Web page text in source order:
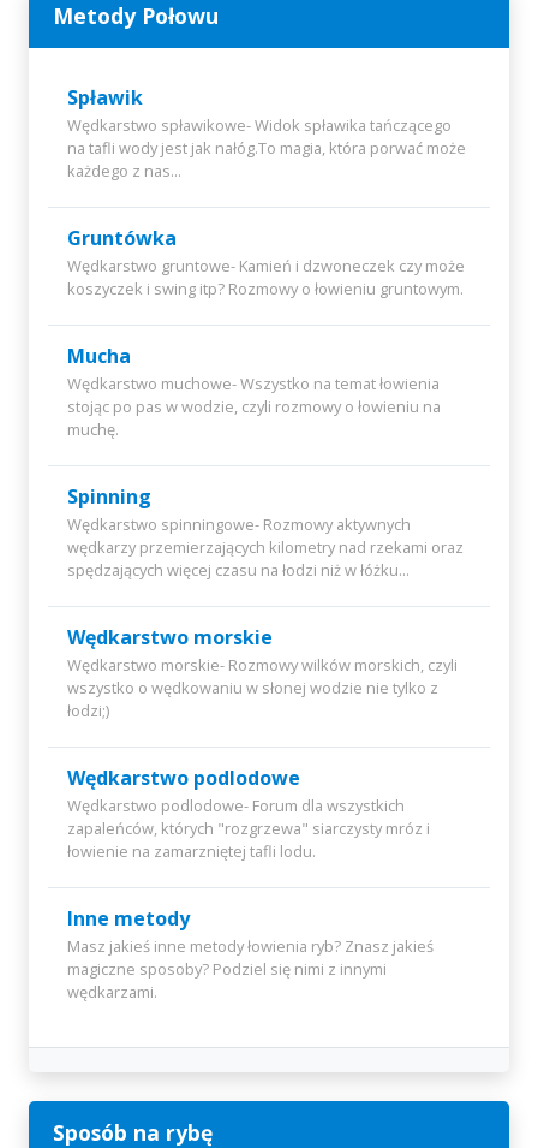
Metody Połowu
Spławik
Wędkarstwo spławikowe- Widok spławika tańczącego
na tafli wody jest jak nałóg.To magia, która porwać może
każdego z nas...
Gruntówka
Wędkarstwo gruntowe- Kamień i dzwoneczek czy może
koszyczek i swing itp? Rozmowy o łowieniu gruntowym.
Mucha
Wędkarstwo muchowe- Wszystko na temat łowienia
stojąc po pas w wodzie, czyli rozmowy o łowieniu na
muchę.
Spinning
Wędkarstwo spinningowe- Rozmowy aktywnych
wędkarzy przemierzających kilometry nad rzekami oraz
spędzających więcej czasu na łodzi niż w łóżku...
Wędkarstwo morskie
Wędkarstwo morskie- Rozmowy wilków morskich, czyli
wszystko o wędkowaniu w słonej wodzie nie tylko z
łodzi;)
Wędkarstwo podlodowe
Wędkarstwo podlodowe- Forum dla wszystkich
zapaleńców, których "rozgrzewa" siarczysty mróz i
łowienie na zamarzniętej tafli lodu.
Inne metody
Masz jakieś inne metody łowienia ryb? Znasz jakieś
magiczne sposoby? Podziel się nimi z innymi
wędkarzami.
Sposób na rybę